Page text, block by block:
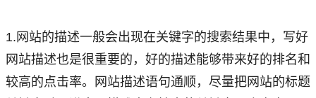
1.网站的描述一般会出现在关键字的搜索结果中，写好
网站描述也是很重要的，好的描述能够带来好的排名和
较高的点击率。网站描述语句通顺，尽量把网站的标题